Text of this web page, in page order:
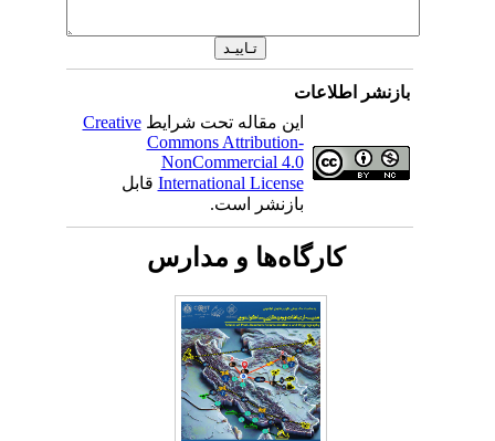
بازنشر اطلاعات
این مقاله تحت شرایطCreative
Commons Attribution-
NonCommercial 4.0
International Licenseقابل
بازنشر است.
کارگاه‌ها و مدارس